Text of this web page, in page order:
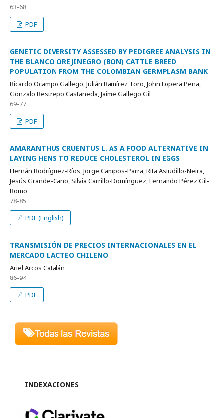
63-68
PDF
GENETIC DIVERSITY ASSESSED BY PEDIGREE ANALYSIS IN
THE BLANCO OREJINEGRO (BON) CATTLE BREED
POPULATION FROM THE COLOMBIAN GERMPLASM BANK
Ricardo Ocampo Gallego, Julián Ramírez Toro, John Lopera Peña,
Gonzalo Restrepo Castañeda, Jaime Gallego Gil
69-77
PDF
AMARANTHUS CRUENTUS L. AS A FOOD ALTERNATIVE IN
LAYING HENS TO REDUCE CHOLESTEROL IN EGGS
Hernán Rodríguez-Ríos, Jorge Campos-Parra, Rita Astudillo-Neira,
Jesús Grande-Cano, Silvia Carrillo-Domínguez, Fernando Pérez Gil-
Romo
78-85
PDF (English)
TRANSMISIÓN DE PRECIOS INTERNACIONALES EN EL
MERCADO LACTEO CHILENO
Ariel Arcos Catalán
86-94
PDF
INDEXACIONES